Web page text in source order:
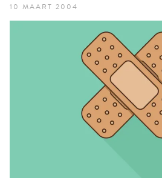
10 MAART 2004